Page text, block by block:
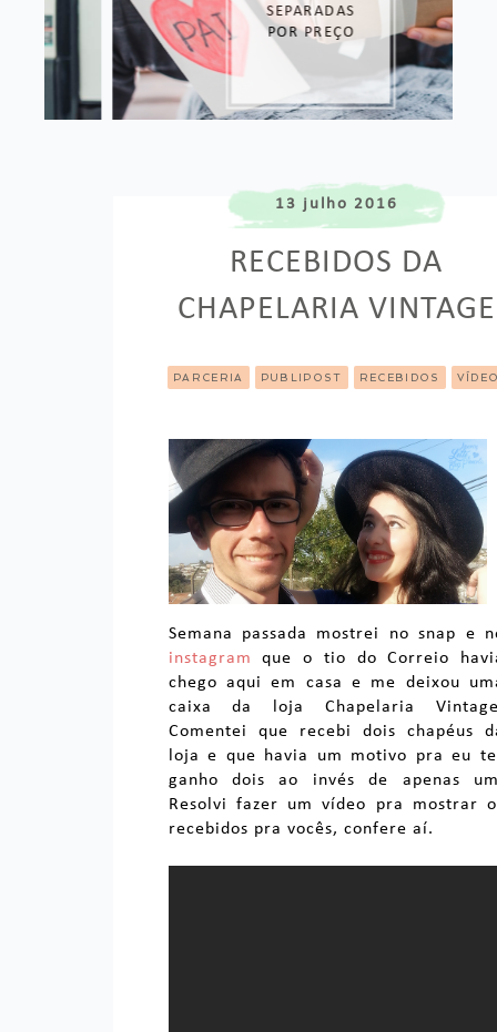
SEPARADAS
POR PREÇO
13 julho 2016
RECEBIDOS DA
CHAPELARIA VINTAGE
PARCERIA PUBLIPOST RECEBIDOS
Semana passada mostrei no snap e
instagram que o tio do Correio
chego aqui em casa e me deixou
caixa da loja Chapelaria
Comentei que recebi dois chapéus
loja e que havia um motivo pra eu
ganho dois ao invés de apenas
Resolvi fazer um vídeo pra mostrar
recebidos pra vocês, confere aí.